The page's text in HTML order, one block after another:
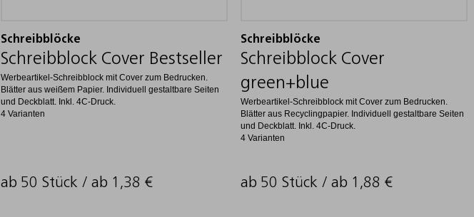
Schreibblöcke
Schreibblock Cover Bestseller
Werbeartikel-Schreibblock mit Cover zum Bedrucken.
Blätter aus weißem Papier. Individuell gestaltbare Seiten
und Deckblatt. Inkl. 4C-Druck.
4 Varianten
ab 50 Stück / ab 1,38 €
Schreibblöcke
Schreibblock Cover
green+blue
Werbeartikel-Schreibblock mit Cover zum Bedrucken.
Blätter aus Recyclingpapier. Individuell gestaltbare Seiten
und Deckblatt. Inkl. 4C-Druck.
4 Varianten
ab 50 Stück / ab 1,88 €